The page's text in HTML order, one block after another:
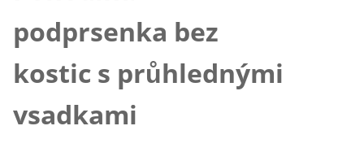
podprsenka bez
kostic s průhlednými
vsadkami